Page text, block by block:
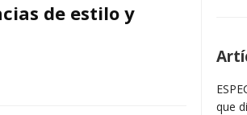
de estilo y
que